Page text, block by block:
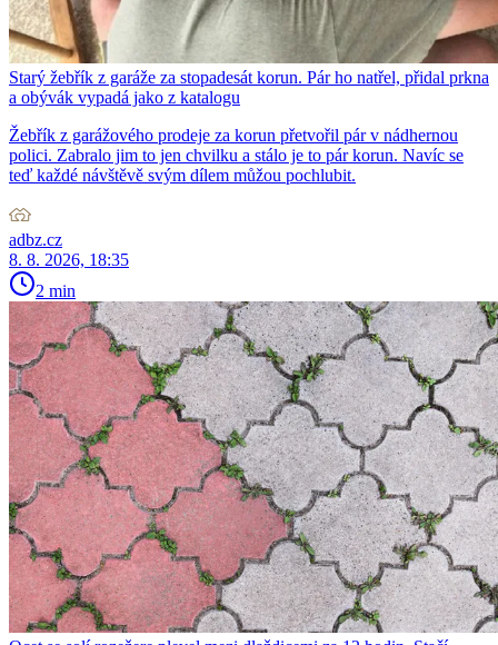
Starý žebřík z garáže za stopadesát korun. Pár ho natřel, přidal prkna
a obývák vypadá jako z katalogu
Žebřík z garážového prodeje za korun přetvořil pár v nádhernou
polici. Zabralo jim to jen chvilku a stálo je to pár korun. Navíc se
teď každé návštěvě svým dílem můžou pochlubit.
adbz.cz
8. 8. 2026, 18:35
2 min